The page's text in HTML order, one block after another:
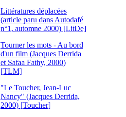
Littératures déplacées
(article paru dans Autodafé
n°1, automne 2000) [LitDe]
Tourner les mots - Au bord
d'un film (Jacques Derrida
et Safaa Fathy, 2000)
[TLM]
"Le Toucher, Jean-Luc
Nancy" (Jacques Derrida,
2000) [Toucher]